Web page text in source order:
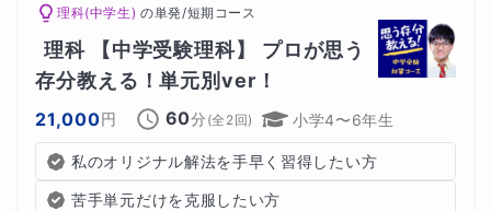
まずはご相談・無料体験授業からで構いません。
ぜひ一度、中学受験専門の私のご相談ください。
皆様のご連絡、心よりお待ちしております。
理科(中学生) の単発/短期コース
理科 【中学受験理科】 プロが思う
存分教える！単元別ver！
21,000円 60分 (全 2回) 小学4〜6年生
私のオリジナル解法を手早く習得したい方
苦手単元だけを克服したい方